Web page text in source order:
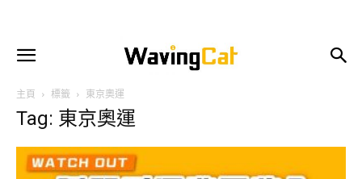
主頁 標籤 東京奧運
Tag: 東京奧運